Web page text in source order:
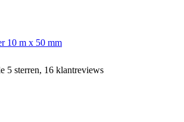
10 m x 50 mm
5 sterren, 16 klantreviews